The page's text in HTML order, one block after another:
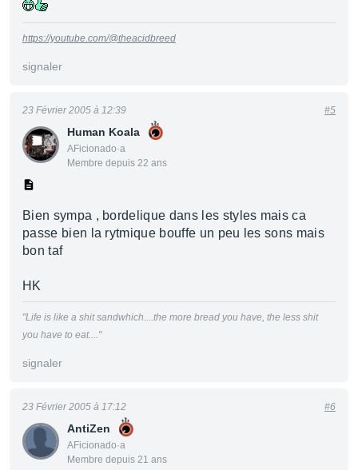
https://youtube.com/@theacidbreed
signaler
Human Koala
AFicionado·a
Membre depuis 22 ans
23 Février 2005 à 12:39 #5
Bien sympa , bordelique dans les styles mais ca
passe bien la rytmique bouffe un peu les sons mais
bon taf
HK
"Life is like a shit sandwhich....the more bread you have, the less shit
you have to eat...."
signaler
AntiZen
AFicionado·a
Membre depuis 21 ans
23 Février 2005 à 17:12 #6